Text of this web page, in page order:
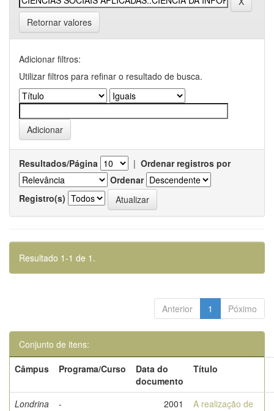
Retornar valores
Adicionar filtros:
Utilizar filtros para refinar o resultado de busca.
Resultados/Página | Ordenar registros por
Ordenar
Registro(s)
Resultado 1-1 de 1.
Anterior 1 Póximo
Conjunto de itens:
Câmpus
Programa/Curso
Data do
documento
Título
Londrina - 2001
A realização de